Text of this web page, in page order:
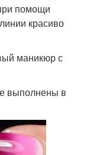
помощи
красиво
маникюр с
выполнены в